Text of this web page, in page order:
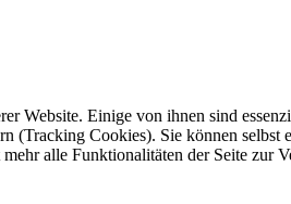
Website. Einige von ihnen sind
(Tracking Cookies). Sie können selbst
alle Funktionalitäten der Seite zur